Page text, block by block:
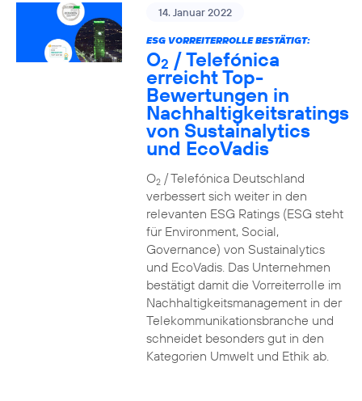
14. Januar 2022
ESG VORREITERROLLE BESTÄTIGT:
O2 / Telefónica
erreicht Top-
Bewertungen in
Nachhaltigkeitsratings
von Sustainalytics
und EcoVadis
O2/ Telefónica Deutschland
verbessert sich weiter in den
relevanten ESG Ratings (ESG steht
für Environment, Social,
Governance) von Sustainalytics
und EcoVadis. Das Unternehmen
bestätigt damit die Vorreiterrolle im
Nachhaltigkeitsmanagement in der
Telekommunikationsbranche und
schneidet besonders gut in den
Kategorien Umwelt und Ethik ab.